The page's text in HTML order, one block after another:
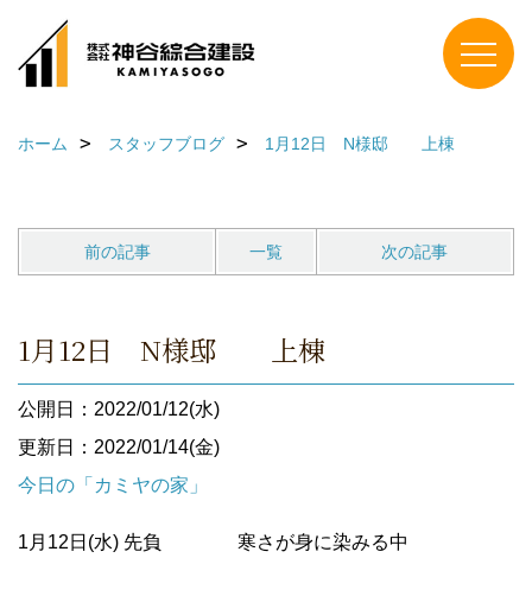
ホーム スタッフブログ 1月12日 N様邸 上棟
前の記事 一覧 次の記事
1月12日 N様邸 上棟
公開日：2022/01/12(水)
更新日：2022/01/14(金)
今日の「カミヤの家」
1月12日(水) 先負 寒さが身に染みる中